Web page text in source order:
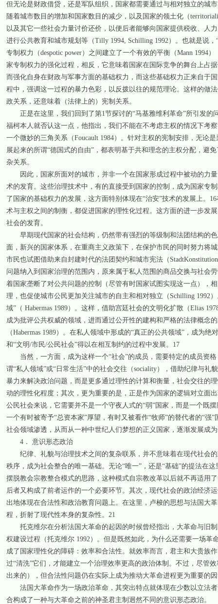
但无论是财政借贷，还是军队组织，国家都需要通过与相对独立的城
随着城市数目的增加和国家数目的减少，以及国家的领土化（
以及其它一些社会力量讨价还价，以便后者能够向国家提供税收、人
进行公共教育和城市规划等（Tilly 1994, Schilling 1992）。也就是说
专制权力（despotic power）之间建立了一个有效的平衡（Mann
家专制权力的强化过程，相反，它意味着国家在国际竞争的舞台上占
而强化自身在财政与军事方面的基础权力，而这些基础权力正来自于
程中，强调这一过程的暴力色彩，以反拨以往的规范理论。这样的做
政关系，还意味着（法律上的）宪制关系。
正是在这里，我们回到了第1节探讨的“马基雅维利革命”所引发的
福柯本人就否认这一点，他指出，我们不能在不考虑主权的情况下考
一个微妙的三角关系（Foucault 1984）。针对主权的宪制安排，无论
展起来的所谓“德国式的自由”，都表明基于共和理念的主权分配，避
杂关系。
因此，国家所面对的城市，并非一个在国家形成过程中被动的力量
术的发育。这些治理技术中，有的直接受到国家的控制，成为国家专
了国家的基础权力的发展，这方面特别体现在“治安”技术的发展上。
术与主权之间的制衡，都促进国家的理性化过程。这方面的进一步发
社会的发育。
早期现代国家的社会结构，仍然带有强烈的等级制和法团结构的色
面，新兴的国家体系，在重商主义政策下，在保护市民的同时努力将
市民也试图借助来自封建时代的法团契约和城市宪法（
问题纳入到国家治理的范围内，原来属于私人范围的商品交换与社会
着国家垄断了对公共问题的控制（尽管有时国家试图实现这一点），
理，也促使城市公民更加关注城市的自主和相对独立（Schilling 1992
域”（ Habermas 1989）。这样，借助宫廷社会的文明化扩散（Elias
成为批评公共权威的领域，进而通过公开性的建构和严格的法律概念
（Habermas 1989）。在私人领域中形成的“真正的公共领域”，成为
和“文明/市民/公民社会”得以在相互制约的过程中发展。17
当然，一方面，成为这样一个“社会”的成员，需要特定的成员资格
谓“私人领域”或“日常生活”中的社会交往（sociality），借助纪律与
暴力来解决政治问题，而是更多通过理性的计算和衡量，社会交往的
动的理性化程度；其次，更为重要的是，正是作为国家的逻辑对立面
公民社会来说，它需要并不是一个守夜人式的“弱”国家，而是一个既
一个有时被寄予“总资本家”厚望，有时又被看作“牧师”的替代者的“
社会领域渗透，从而从一种中世纪人们梦想的正义国家，逐渐发展成
4． 意识形态政治
纪律、礼貌与治理技术之间的复杂联系，并不意味着在现代社会的
秩序，成为社会整合的唯一基础。无论“唯一”，还是“基础”的提法在
摆脱教会宗教整合模式的思路，这种模式自宗教改革以后就不再适用
后者又构成了前者运作的一个必要环节。其次，现代社会的政治经济
出地体现在合法性和政治教育问题上。在这里，卢梭的思想与法国大
程，折射了现代性本身的复杂性。21
托克维尔在分析法国大革命的起因的时候曾经指出，大革命与旧制
权建设过程（托克维尔 1992）。但是既然如此，为什么还需要一场
成了国家理性化的障碍：效率和合法性。就效率而言，君主和大贵族
过“清洗”它们，才能建立一个治理效率更高的政治体制。不过，尽管
出来的），但合法性问题仍在实际上成为推动大革命进程更为重要的
法国大革命作为一场政治革命，其突出特点就体现在少数以立法者
合构成了一种与大革命之前的神圣君主制迥然不同的意识形态政治。